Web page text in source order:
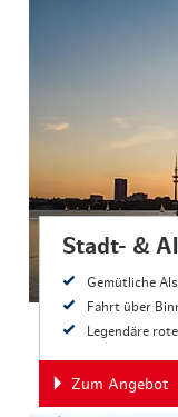
Stadt- &
Gemütliche
Fahrt über
Legendäre
Zum Angebot